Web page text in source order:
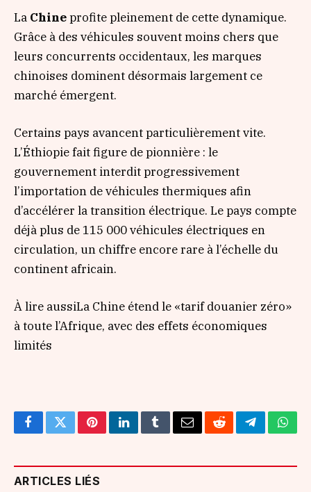
La Chineprofite pleinement de cette dynamique.
Grâce à des véhicules souvent moins chers que
leurs concurrents occidentaux, les marques
chinoises dominent désormais largement ce
marché émergent.
Certains pays avancent particulièrement vite.
L’Éthiopie fait figure de pionnière : le
gouvernement interdit progressivement
l’importation de véhicules thermiques afin
d’accélérer la transition électrique. Le pays compte
déjà plus de 115 000 véhicules électriques en
circulation, un chiffre encore rare à l’échelle du
continent africain.
À lire aussiLa Chine étend le «tarif douanier zéro»
à toute l’Afrique, avec des effets économiques
limités
FacebookTwitterPinterestLinkedInTumblrEmailRedditTelegram
ARTICLES LIÉS